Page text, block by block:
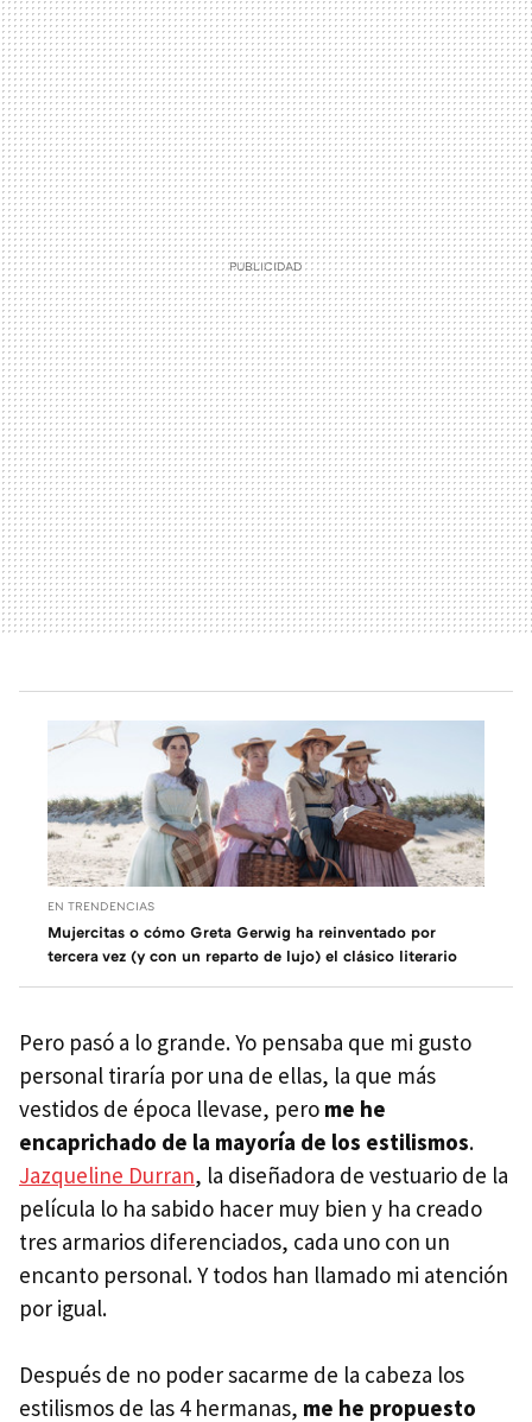
EN TRENDENCIAS
Mujercitas o cómo Greta Gerwig ha reinventado por
tercera vez (y con un reparto de lujo) el clásico literario
Pero pasó a lo grande. Yo pensaba que mi gusto
personal tiraría por una de ellas, la que más
vestidos de época llevase, pero me he
encaprichado de la mayoría de los estilismos.
Jazqueline Durran, la diseñadora de vestuario de la
película lo ha sabido hacer muy bien y ha creado
tres armarios diferenciados, cada uno con un
encanto personal. Y todos han llamado mi atención
por igual.
Después de no poder sacarme de la cabeza los
estilismos de las 4 hermanas, me he propuesto